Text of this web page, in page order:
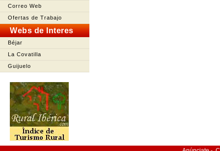
Correo Web
Ofertas de Trabajo
Webs de Interes
Béjar
La Covatilla
Guijuelo